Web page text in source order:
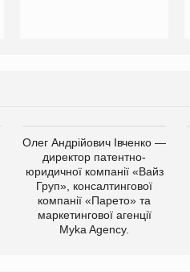
Олег Андрійович Івченко —
директор патентно-
юридичної компанії «Вайз
Груп», консалтингової
компанії «Парето» та
маркетингової агенції
Myka Agency.